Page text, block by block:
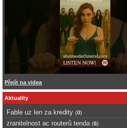
Přejít na videa
Aktuality
Fable uz len za kredity (0)
zranitelnost ac routerů tenda (6)